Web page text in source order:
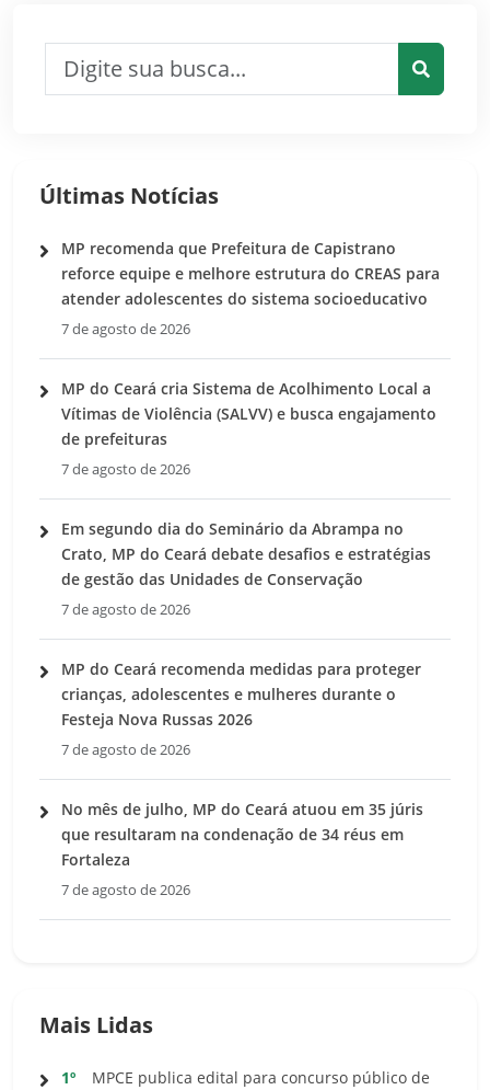
Últimas Notícias
MP recomenda que Prefeitura de Capistrano
reforce equipe e melhore estrutura do CREAS para
atender adolescentes do sistema socioeducativo
7 de agosto de 2026
MP do Ceará cria Sistema de Acolhimento Local a
Vítimas de Violência (SALVV) e busca engajamento
de prefeituras
7 de agosto de 2026
Em segundo dia do Seminário da Abrampa no
Crato, MP do Ceará debate desafios e estratégias
de gestão das Unidades de Conservação
7 de agosto de 2026
MP do Ceará recomenda medidas para proteger
crianças, adolescentes e mulheres durante o
Festeja Nova Russas 2026
7 de agosto de 2026
No mês de julho, MP do Ceará atuou em 35 júris
que resultaram na condenação de 34 réus em
Fortaleza
7 de agosto de 2026
Mais Lidas
1º
MPCE publica edital para concurso público de